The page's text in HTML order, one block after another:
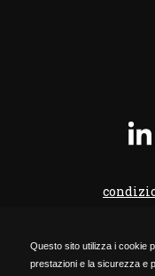
Questo sito utilizza i cookie
prestazioni e la sicurezza e